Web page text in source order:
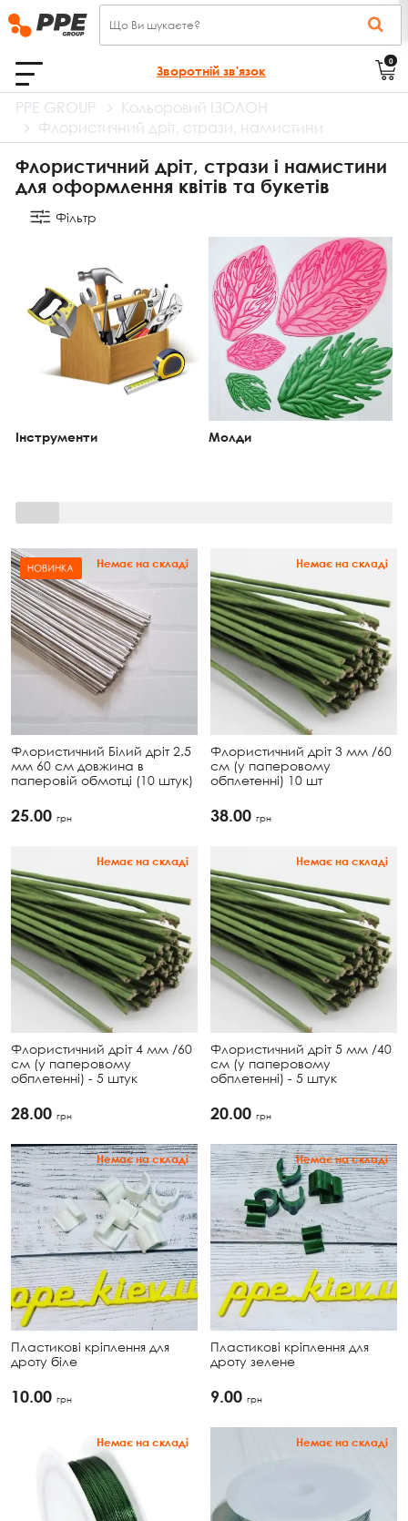
Зворотній зв'язок
0
PPE GROUP
Кольоровий ІЗОЛОН
Флористичний дріт, стрази, намистини
Флористичний дріт, стрази і намистини
для оформлення квітів та букетів
Фільтр
Інструменти Молди
Немає на складі
Флористичний Білий дріт 2.5
мм 60 см довжина в
паперовій обмотці (10 штук)
25.00 грн
Немає на складі
Флористичний дріт 3 мм /60
см (у паперовому
обплетенні) 10 шт
38.00 грн
Немає на складі
Флористичний дріт 4 мм /60
см (у паперовому
обплетенні) - 5 штук
28.00 грн
Немає на складі
Флористичний дріт 5 мм /40
см (у паперовому
обплетенні) - 5 штук
20.00 грн
Немає на складі
Пластикові кріплення для
дроту біле
10.00 грн
Немає на складі
Пластикові кріплення для
дроту зелене
9.00 грн
Немає на складі Немає на складі